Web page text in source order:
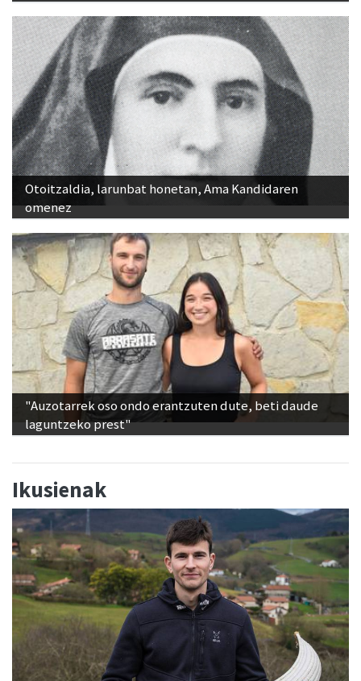
Otoitzaldia, larunbat honetan, Ama Kandidaren
omenez
"Auzotarrek oso ondo erantzuten dute, beti daude
laguntzeko prest"
Ikusienak